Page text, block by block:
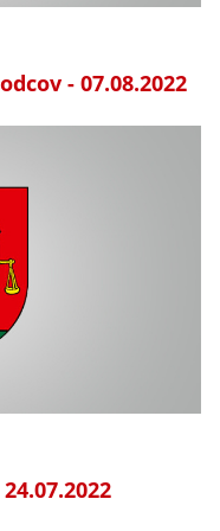
- 07.08.2022